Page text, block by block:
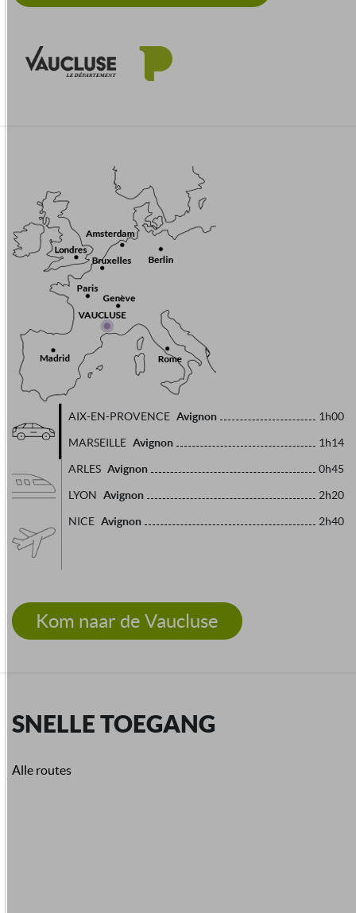
AIX-EN-PROVENCE Avignon 1h00
MARSEILLE Avignon 1h14
ARLES Avignon 0h45
LYON Avignon 2h20
NICE Avignon 2h40
Kom naar de Vaucluse
SNELLE TOEGANG
Alle routes